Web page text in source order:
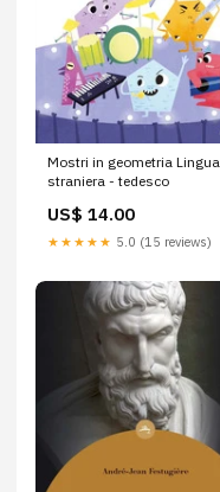
Mostri in geometria Lingua
straniera - tedesco
US$ 14.00
★★★★★ 5.0 (15 reviews)